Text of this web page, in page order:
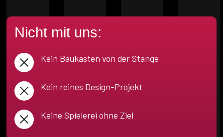
Nicht mit uns:
Kein Baukasten von der Stange
Kein reines Design-Projekt
Keine Spielerei ohne Ziel